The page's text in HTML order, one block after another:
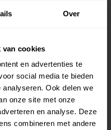
Over
van cookies
en advertenties te
social media te bieden
Ook delen we
onze site met onze
en analyse. Deze
combineren met andere